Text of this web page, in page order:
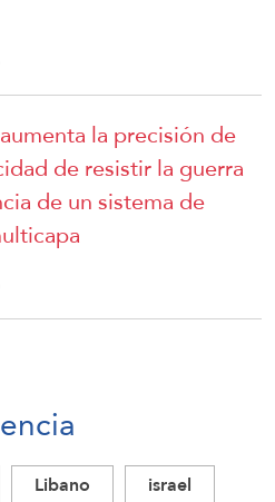
la precisión de
de resistir la guerra
de un sistema de
Libano
israel